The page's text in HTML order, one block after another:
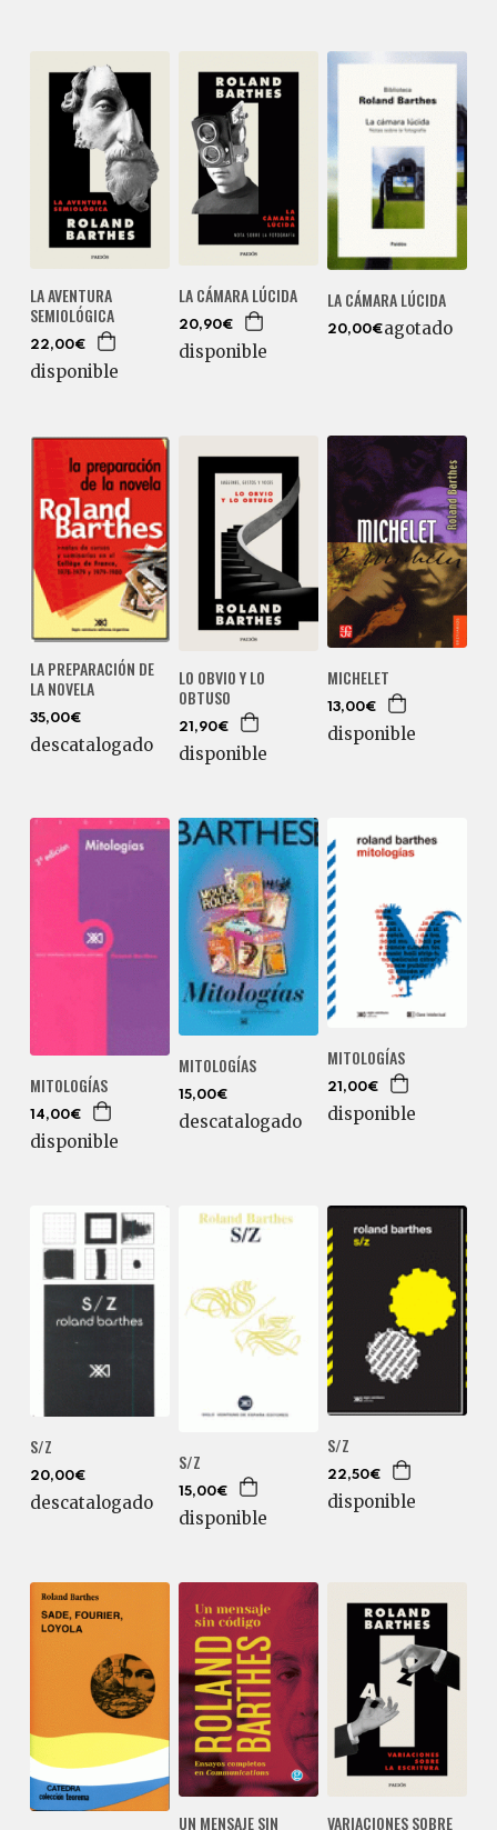
LA AVENTURA
SEMIOLÓGICA
22,00€
disponible
LA CÁMARA LÚCIDA
20,90€
disponible
LA CÁMARA LÚCIDA
20,00€agotado
LA PREPARACIÓN DE
LA NOVELA
35,00€
descatalogado
LO OBVIO Y LO
OBTUSO
21,90€
disponible
MICHELET
13,00€
disponible
MITOLOGÍAS
14,00€
disponible
MITOLOGÍAS
15,00€
descatalogado
MITOLOGÍAS
21,00€
disponible
S/Z
20,00€
descatalogado
S/Z
15,00€
disponible
S/Z
22,50€
disponible
UN MENSAJE SIN VARIACIONES SOBRE